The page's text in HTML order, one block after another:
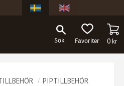
FAVORITER0kr
PIPTILLBEHÖR